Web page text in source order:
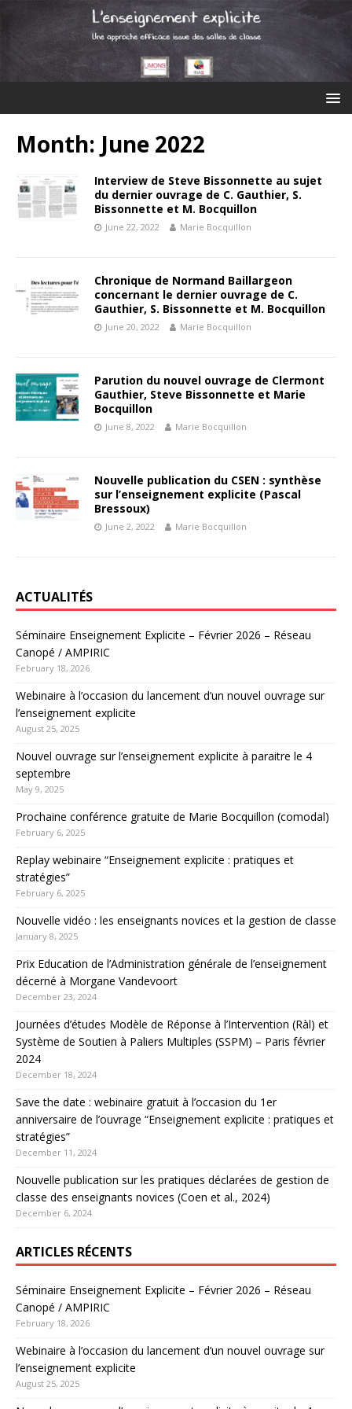
Month: June 2022
Interview de Steve Bissonnette au sujet
du dernier ouvrage de C. Gauthier, S.
Bissonnette et M. Bocquillon
June 22, 2022 Marie Bocquillon
Chronique de Normand Baillargeon
concernant le dernier ouvrage de C.
Gauthier, S. Bissonnette et M. Bocquillon
June 20, 2022 Marie Bocquillon
Parution du nouvel ouvrage de Clermont
Gauthier, Steve Bissonnette et Marie
Bocquillon
June 8, 2022 Marie Bocquillon
Nouvelle publication du CSEN : synthèse
sur l’enseignement explicite (Pascal
Bressoux)
June 2, 2022 Marie Bocquillon
ACTUALITÉS
Séminaire Enseignement Explicite – Février 2026 – Réseau
Canopé / AMPIRIC
February 18, 2026
Webinaire à l’occasion du lancement d’un nouvel ouvrage sur
l’enseignement explicite
August 25, 2025
Nouvel ouvrage sur l’enseignement explicite à paraitre le 4
septembre
May 9, 2025
Prochaine conférence gratuite de Marie Bocquillon (comodal)
February 6, 2025
Replay webinaire “Enseignement explicite : pratiques et
stratégies”
February 6, 2025
Nouvelle vidéo : les enseignants novices et la gestion de classe
January 8, 2025
Prix Education de l’Administration générale de l’enseignement
décerné à Morgane Vandevoort
December 23, 2024
Journées d’études Modèle de Réponse à l’Intervention (Ràl) et
Système de Soutien à Paliers Multiples (SSPM) – Paris février
2024
December 18, 2024
Save the date : webinaire gratuit à l’occasion du 1er
anniversaire de l’ouvrage “Enseignement explicite : pratiques et
stratégies”
December 11, 2024
Nouvelle publication sur les pratiques déclarées de gestion de
classe des enseignants novices (Coen et al., 2024)
December 6, 2024
ARTICLES RÉCENTS
Séminaire Enseignement Explicite – Février 2026 – Réseau
Canopé / AMPIRIC
February 18, 2026
Webinaire à l’occasion du lancement d’un nouvel ouvrage sur
l’enseignement explicite
August 25, 2025